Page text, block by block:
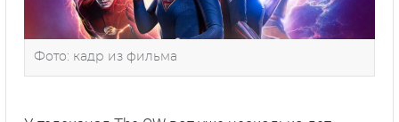
Фото: кадр из фильма